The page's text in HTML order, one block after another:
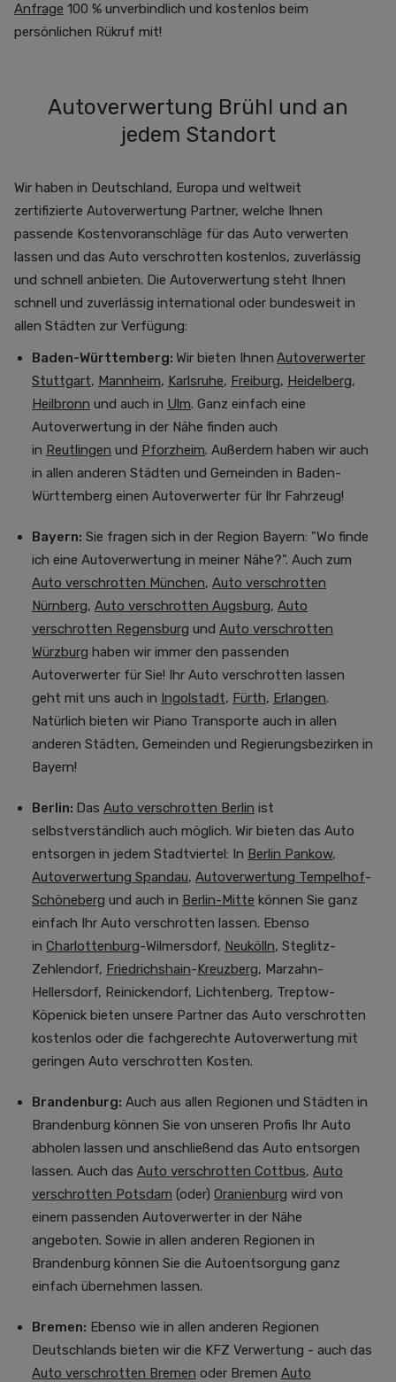
Anfrage 100 % unverbindlich und kostenlos beim
persönlichen Rükruf mit!
Autoverwertung Brühl und an
jedem Standort
Wir haben in Deutschland, Europa und weltweit
zertifizierte Autoverwertung Partner, welche Ihnen
passende Kostenvoranschläge für das Auto verwerten
lassen und das Auto verschrotten kostenlos, zuverlässig
und schnell anbieten. Die Autoverwertung steht Ihnen
schnell und zuverlässig international oder bundesweit in
allen Städten zur Verfügung:
Baden-Württemberg: Wir bieten Ihnen Autoverwerter
Stuttgart, Mannheim, Karlsruhe, Freiburg, Heidelberg,
Heilbronn und auch in Ulm. Ganz einfach eine
Autoverwertung in der Nähe finden auch
in Reutlingen und Pforzheim. Außerdem haben wir auch
in allen anderen Städten und Gemeinden in Baden-
Württemberg einen Autoverwerter für Ihr Fahrzeug!
Bayern: Sie fragen sich in der Region Bayern: "Wo finde
ich eine Autoverwertung in meiner Nähe?". Auch zum
Auto verschrotten München, Auto verschrotten
Nürnberg, Auto verschrotten Augsburg, Auto
verschrotten Regensburg und Auto verschrotten
Würzburg haben wir immer den passenden
Autoverwerter für Sie! Ihr Auto verschrotten lassen
geht mit uns auch in Ingolstadt, Fürth, Erlangen.
Natürlich bieten wir Piano Transporte auch in allen
anderen Städten, Gemeinden und Regierungsbezirken in
Bayern!
Berlin: Das Auto verschrotten Berlin ist
selbstverständlich auch möglich. Wir bieten das Auto
entsorgen in jedem Stadtviertel: In Berlin Pankow,
Autoverwertung Spandau, Autoverwertung Tempelhof-
Schöneberg und auch in Berlin-Mitte können Sie ganz
einfach Ihr Auto verschrotten lassen. Ebenso
in Charlottenburg-Wilmersdorf, Neukölln, Steglitz-
Zehlendorf, Friedrichshain-Kreuzberg, Marzahn-
Hellersdorf, Reinickendorf, Lichtenberg, Treptow-
Köpenick bieten unsere Partner das Auto verschrotten
kostenlos oder die fachgerechte Autoverwertung mit
geringen Auto verschrotten Kosten.
Brandenburg: Auch aus allen Regionen und Städten in
Brandenburg können Sie von unseren Profis Ihr Auto
abholen lassen und anschließend das Auto entsorgen
lassen. Auch das Auto verschrotten Cottbus, Auto
verschrotten Potsdam (oder) Oranienburg wird von
einem passenden Autoverwerter in der Nähe
angeboten. Sowie in allen anderen Regionen in
Brandenburg können Sie die Autoentsorgung ganz
einfach übernehmen lassen.
Bremen: Ebenso wie in allen anderen Regionen
Deutschlands bieten wir die KFZ Verwertung - auch das
Auto verschrotten Bremen oder Bremen Auto